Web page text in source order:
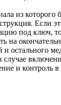
из которого
Если
под ключ,
на
и остального
случае
и контроль